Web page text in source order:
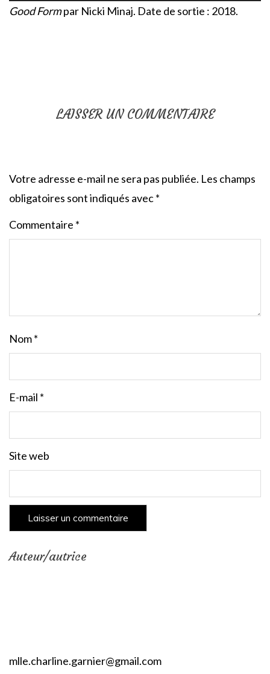
Good Formpar Nicki Minaj. Date de sortie : 2018.
LAISSER UN COMMENTAIRE
Votre adresse e-mail ne sera pas publiée. Les champs
obligatoires sont indiqués avec*
Commentaire *
Nom*
E-mail *
Site web
Auteur/autrice
mlle.charline.garnier@gmail.com